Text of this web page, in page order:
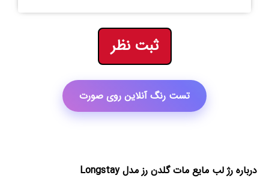
ثبت نظر
تست رنگ آنلاین روی صورت
درباره رژ لب مایع مات گلدن رز مدل Longstay